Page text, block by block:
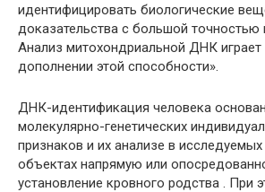
идентифицировать биологические
доказательства с большой точностью
Анализ митохондриальной ДНК
дополнении этой способности».
ДНК-идентификация человека
молекулярно-генетических
признаков и их анализе в
объектах напрямую или
установление кровного родства . При